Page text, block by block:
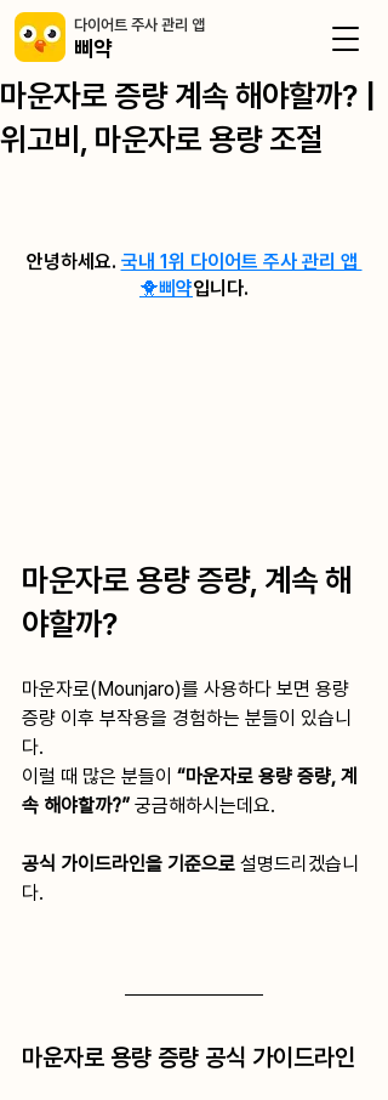
​다이어트 주사 관리 앱
삐약
마운자로 증량 계속 해야할까? |
위고비, 마운자로 용량 조절
안녕하세요. 국내 1위 다이어트 주사 관리 앱
🐥삐약입니다.
마운자로 용량 증량, 계속 해
야할까?
마운자로(Mounjaro)를 사용하다 보면 용량
증량 이후 부작용을 경험하는 분들이 있습니
다.
이럴 때 많은 분들이 “마운자로 용량 증량, 계
속 해야할까?” 궁금해하시는데요.
공식 가이드라인을 기준으로 설명드리겠습니
다.
마운자로 용량 증량 공식 가이드라인